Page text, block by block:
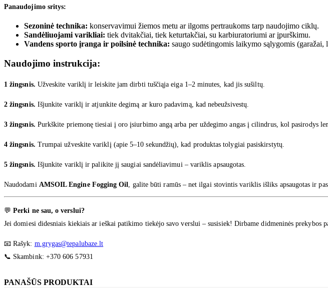
Panaudojimo sritys:
Sezoninė technika: konservavimui žiemos metu ar ilgoms pertraukoms tarp naudojimo ciklų.
Sandėliuojami varikliai: tiek dvitakčiai, tiek keturtakčiai, su karbiuratoriumi ar įpurškimu.
Vandens sporto įranga ir poilsinė technika: saugo sudėtingomis laikymo sąlygomis
Naudojimo instrukcija:
1 žingsnis. Užveskite variklį ir leiskite jam dirbti tuščiąja eiga 1–2 minutes, kad jis sušiltų.
2 žingsnis. Išjunkite variklį ir atjunkite degimą ar kuro padavimą, kad nebeužsivestų.
3 žingsnis. Purkškite priemonę tiesiai į oro įsiurbimo angą arba per uždegimo angas į cilindrus, kol pasirodys
4 žingsnis. Trumpai užveskite variklį (apie 5–10 sekundžių), kad produktas tolygiai pasiskirstytų.
5 žingsnis. Išjunkite variklį ir palikite jį saugiai sandėliavimui – variklis apsaugotas.
Naudodami AMSOIL Engine Fogging Oil, galite būti ramūs – net ilgai stovintis variklis išliks apsaugotas ir
💬Perki ne sau, o verslui?
Jei domiesi didesniais kiekiais ar ieškai patikimo tiekėjo savo verslui – susisiek! Dirbame didmeninės prekybos
📧 Rašyk: m.grygas@tepalubaze.lt
📞 Skambink: +370 606 57931
PANAŠŪS PRODUKTAI